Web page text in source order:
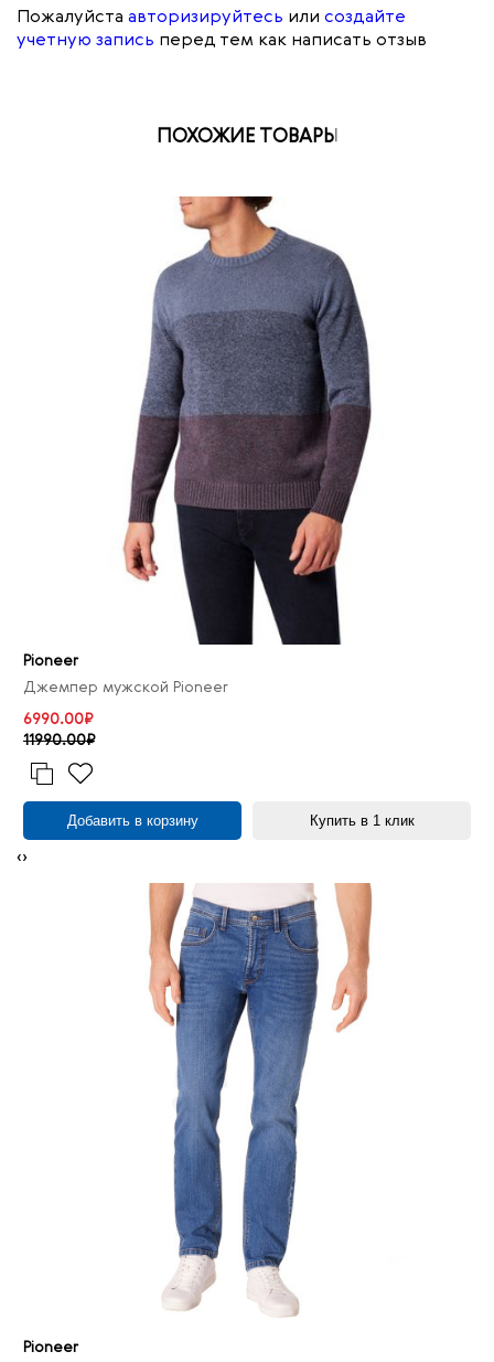
Пожалуйста авторизируйтесь или создайте
учетную запись перед тем как написать отзыв
ПОХОЖИЕ ТОВАРЫ
Pioneer
Джемпер мужской Pioneer
6990.00₽
11990.00₽
Добавить в корзину Купить в 1 клик
‹›
Pioneer